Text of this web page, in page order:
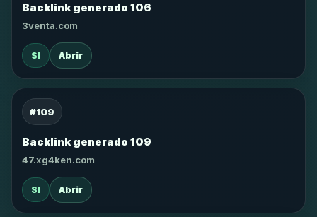
Backlink generado 106
3venta.com
SI Abrir
#109
Backlink generado 109
47.xg4ken.com
SI Abrir